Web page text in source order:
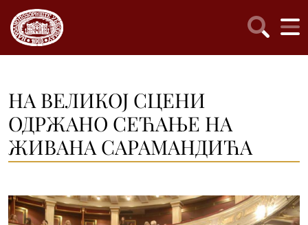
НА ВЕЛИКОЈ СЦЕНИ
ОДРЖАНО СЕЋАЊЕ НА
ЖИВАНА САРАМАНДИЋА